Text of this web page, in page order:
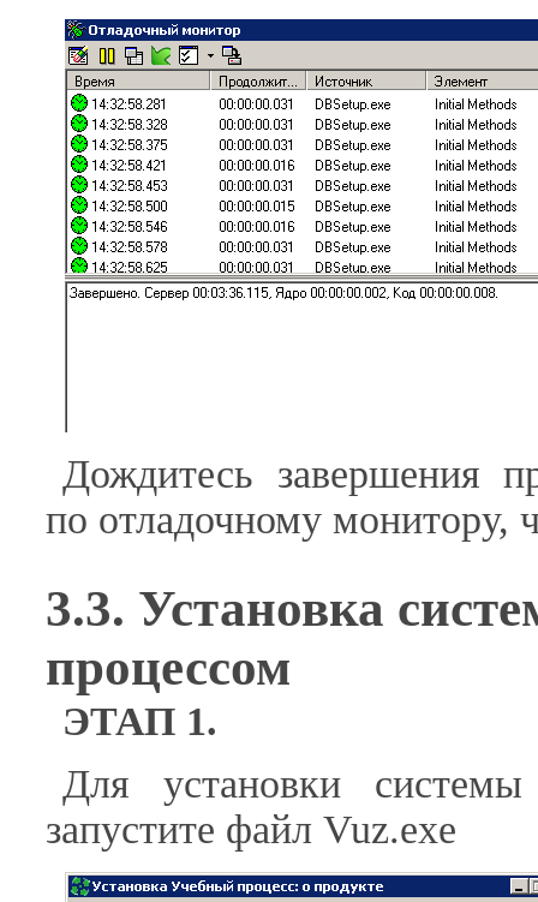
Дождитесь завершения
по отладочному монитору,
3.3. Установка
процессом
ЭТАП 1.
Для установки
запустите файл Vuz.exe